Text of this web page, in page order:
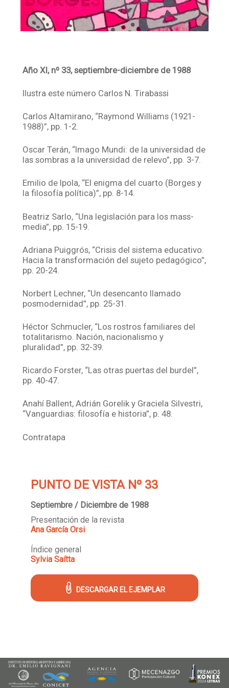
Año XI, nº 33, septiembre-diciembre de 1988
Ilustra este número Carlos N. Tirabassi
Carlos Altamirano, “Raymond Williams (1921-
1988)”, pp. 1-2.
Oscar Terán, “Imago Mundi: de la universidad de
las sombras a la universidad de relevo”, pp. 3-7.
Emilio de Ipola, “El enigma del cuarto (Borges y
la filosofía política)”, pp. 8-14.
Beatriz Sarlo, “Una legislación para los mass-
media”, pp. 15-19.
Adriana Puiggrós, “Crisis del sistema educativo.
Hacia la transformación del sujeto pedagógico”,
pp. 20-24.
Norbert Lechner, “Un desencanto llamado
posmodernidad”, pp. 25-31.
Héctor Schmucler, “Los rostros familiares del
totalitarismo. Nación, nacionalismo y
pluralidad”, pp. 32-39.
Ricardo Forster, “Las otras puertas del burdel”,
pp. 40-47.
Anahí Ballent, Adrián Gorelik y Graciela Silvestri,
“Vanguardias: filosofía e historia”, p. 48.
Contratapa
PUNTO DE VISTA Nº 33
Septiembre / Diciembre de 1988
Presentación de la revista
Ana García Orsi
Índice general
Sylvia Saítta
DESCARGAR EL EJEMPLAR